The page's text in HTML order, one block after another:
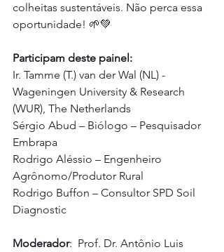
colheitas sustentáveis. Não perca essa
oportunidade! 🌱💚
Participam deste painel:
Ir. Tamme (T.) van der Wal (NL) -
Wageningen University & Research
(WUR), The Netherlands
Sérgio Abud – Biólogo – Pesquisador
Embrapa
Rodrigo Aléssio – Engenheiro
Agrônomo/Produtor Rural
Rodrigo Buffon – Consultor SPD Soil
Diagnostic
Moderador:  Prof. Dr. Antônio Luis